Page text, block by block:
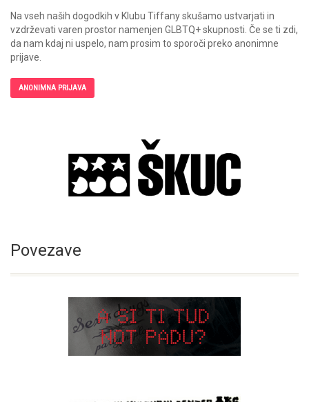
Na vseh naših dogodkih v Klubu Tiffany skušamo ustvarjati in
vzdrževati varen prostor namenjen GLBTQ+ skupnosti. Če se ti zdi,
da nam kdaj ni uspelo, nam prosim to sporoči preko anonimne
prijave.
ANONIMNA PRIJAVA
Povezave